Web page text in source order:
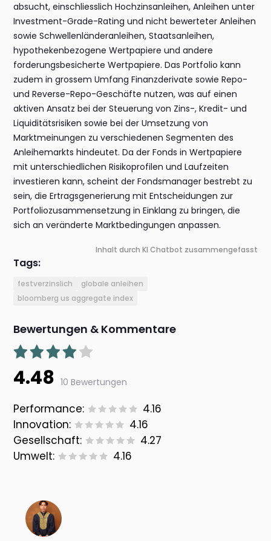
absucht, einschliesslich Hochzinsanleihen, Anleihen unter
Investment-Grade-Rating und nicht bewerteter Anleihen
sowie Schwellenländeranleihen, Staatsanleihen,
hypothekenbezogene Wertpapiere und andere
forderungsbesicherte Wertpapiere. Das Portfolio kann
zudem in grossem Umfang Finanzderivate sowie Repo-
und Reverse-Repo-Geschäfte nutzen, was auf einen
aktiven Ansatz bei der Steuerung von Zins-, Kredit- und
Liquiditätsrisiken sowie bei der Umsetzung von
Marktmeinungen zu verschiedenen Segmenten des
Anleihemarkts hindeutet. Da der Fonds in Wertpapiere
mit unterschiedlichen Risikoprofilen und Laufzeiten
investieren kann, scheint der Fondsmanager bestrebt zu
sein, die Ertragsgenerierung mit Entscheidungen zur
Portfoliozusammensetzung in Einklang zu bringen, die
sich an veränderte Marktbedingungen anpassen.
Inhalt durch KI Chatbot zusammengefasst
Tags:
festverzinslich
globale anleihen
bloomberg us aggregate index
Bewertungen & Kommentare
4.48 10 Bewertungen
Performance:
4.16
Innovation:
4.16
Gesellschaft:
4.27
Umwelt:
4.16